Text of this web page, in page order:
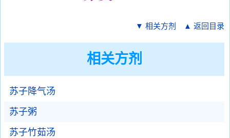
▼ 相关方剂 ▲ 返回目录
相关方剂
苏子降气汤
苏子粥
苏子竹茹汤